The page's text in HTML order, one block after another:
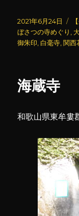
投
稿
日:
2021年6月24日
カ
テ
ゴ
ぼさつの寺めぐり
御朱印 白毫寺 ,関西
海蔵寺
和歌山県東牟婁